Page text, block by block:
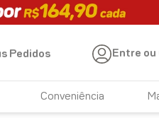
Pedidos Entre ou
Conveniência